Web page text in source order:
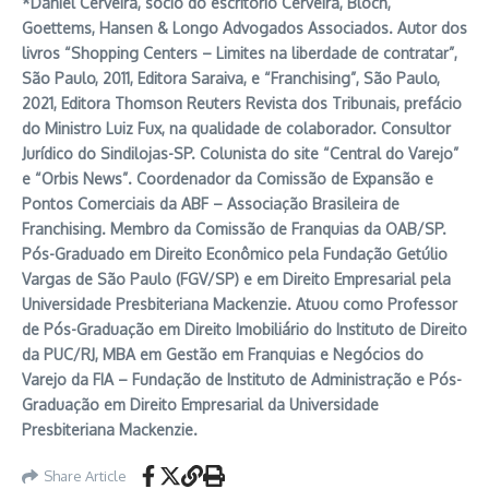
Goettems, Hansen & Longo Advogados Associados. Autor dos
livros “Shopping Centers – Limites na liberdade de contratar”,
São Paulo, 2011, Editora Saraiva, e “Franchising”, São Paulo,
2021, Editora Thomson Reuters Revista dos Tribunais, prefácio
do Ministro Luiz Fux, na qualidade de colaborador. Consultor
Jurídico do Sindilojas-SP. Colunista do site “Central do Varejo”
e “Orbis News”. Coordenador da Comissão de Expansão e
Pontos Comerciais da ABF – Associação Brasileira de
Franchising. Membro da Comissão de Franquias da OAB/SP.
Pós-Graduado em Direito Econômico pela Fundação Getúlio
Vargas de São Paulo (FGV/SP) e em Direito Empresarial pela
Universidade Presbiteriana Mackenzie. Atuou como Professor
de Pós-Graduação em Direito Imobiliário do Instituto de Direito
da PUC/RJ, MBA em Gestão em Franquias e Negócios do
Varejo da FIA – Fundação de Instituto de Administração e Pós-
Graduação em Direito Empresarial da Universidade
Presbiteriana Mackenzie.
Share Article